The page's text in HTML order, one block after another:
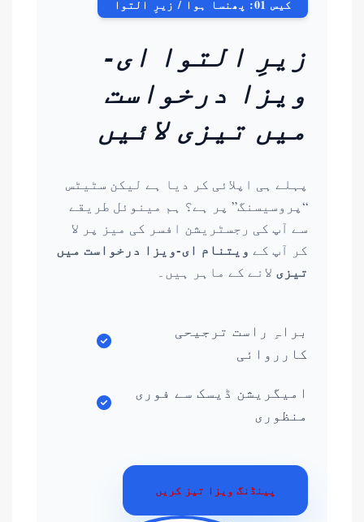
کیس 01: پھنسا ہوا / زیرِ التوا
زیرِ التوا ای-
ویزا درخواست
میں تیزی لائیں
پہلے ہی اپلائی کر دیا ہے لیکن سٹیٹس
“پروسیسنگ” پر ہے؟ ہم مینوئل طریقے
سے آپ کی رجسٹریشن افسر کی میز پر لا
کر آپ کے ویتنام ای-ویزا درخواست میں
تیزی لانے کے ماہر ہیں۔
براہِ راست ترجیحی
کارروائی
امیگریشن ڈیسک سے فوری
منظوری
پینڈنگ ویزا تیز کریں